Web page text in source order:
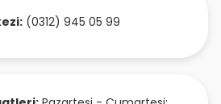
(0312) 945 05 99